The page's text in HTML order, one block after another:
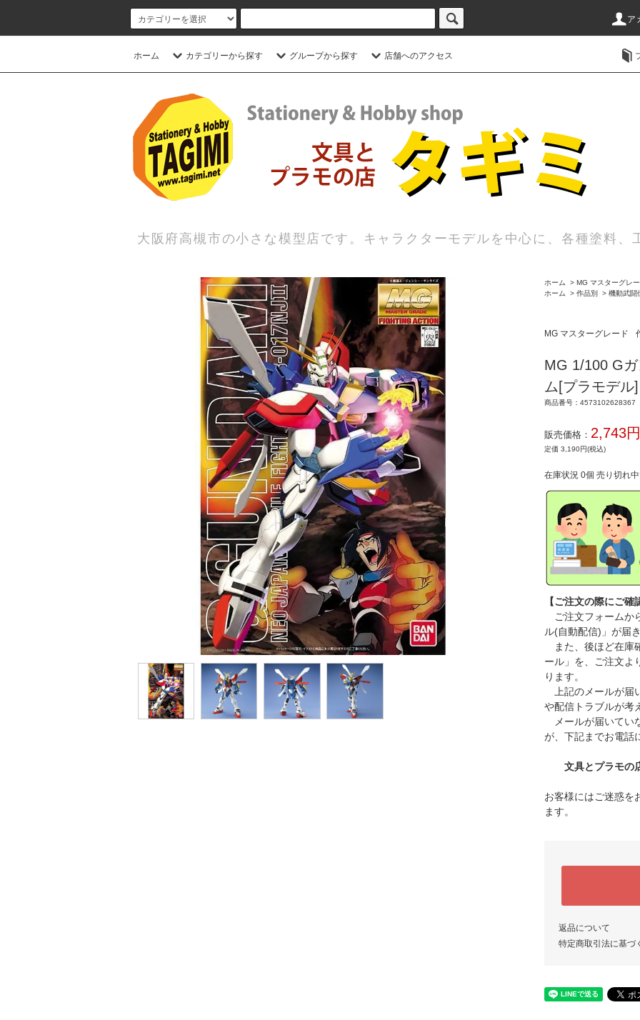
ア
ホーム カテゴリーから探す グループから探す 店舗へのアクセス
大阪府高槻市の小さな模型店です。キャラクターモデルを中心に、各種塗料、
ホーム > MG マスターグレ
ホーム
> 作品別 > 機動武闘
MG マスターグレード
MG 1/100 G
ム[プラモデル]
商品番号：4573102628367
販売価格： 2,743
定価 3,190円(税込)
在庫状況 0個 売り切れ
【ご注文の際にご確
ご注文フォームか
ル(自動配信)」が届き
また、後ほど在庫
ール」を、ご注文よ
ります。
上記のメールが届
や配信トラブルが考
メールが届いてい
が、下記までお電話
文具とプラモ
お客様にはご迷惑を
ます。
返品について
特定商取引法に基づ